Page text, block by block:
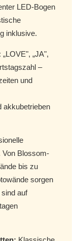
LED-Bogen
inklusive.
„LOVE", „JA",
–
und
akkubetrieben
Von Blossom-
bis zu
sorgen
auf